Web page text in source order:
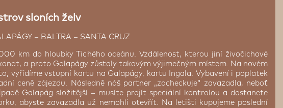
sloních želv
– BALTRA – SANTA CRUZ
km do hloubky Tichého oceánu. Vzdálenost, kterou jiní živočichové
a proto Galapágy zůstaly takovým výjimečným místem. Na novém
vyřídíme vstupní kartu na Galapágy, kartu Ingala. Vybavení i poplatek
ceně zájezdu. Následně náš partner „zacheckuje“ zavazadla, neboť
Galapág složitější – musíte projít speciální kontrolou a dostanete
abyste zavazadla už nemohli otevřít. Na letišti kupujeme poslední